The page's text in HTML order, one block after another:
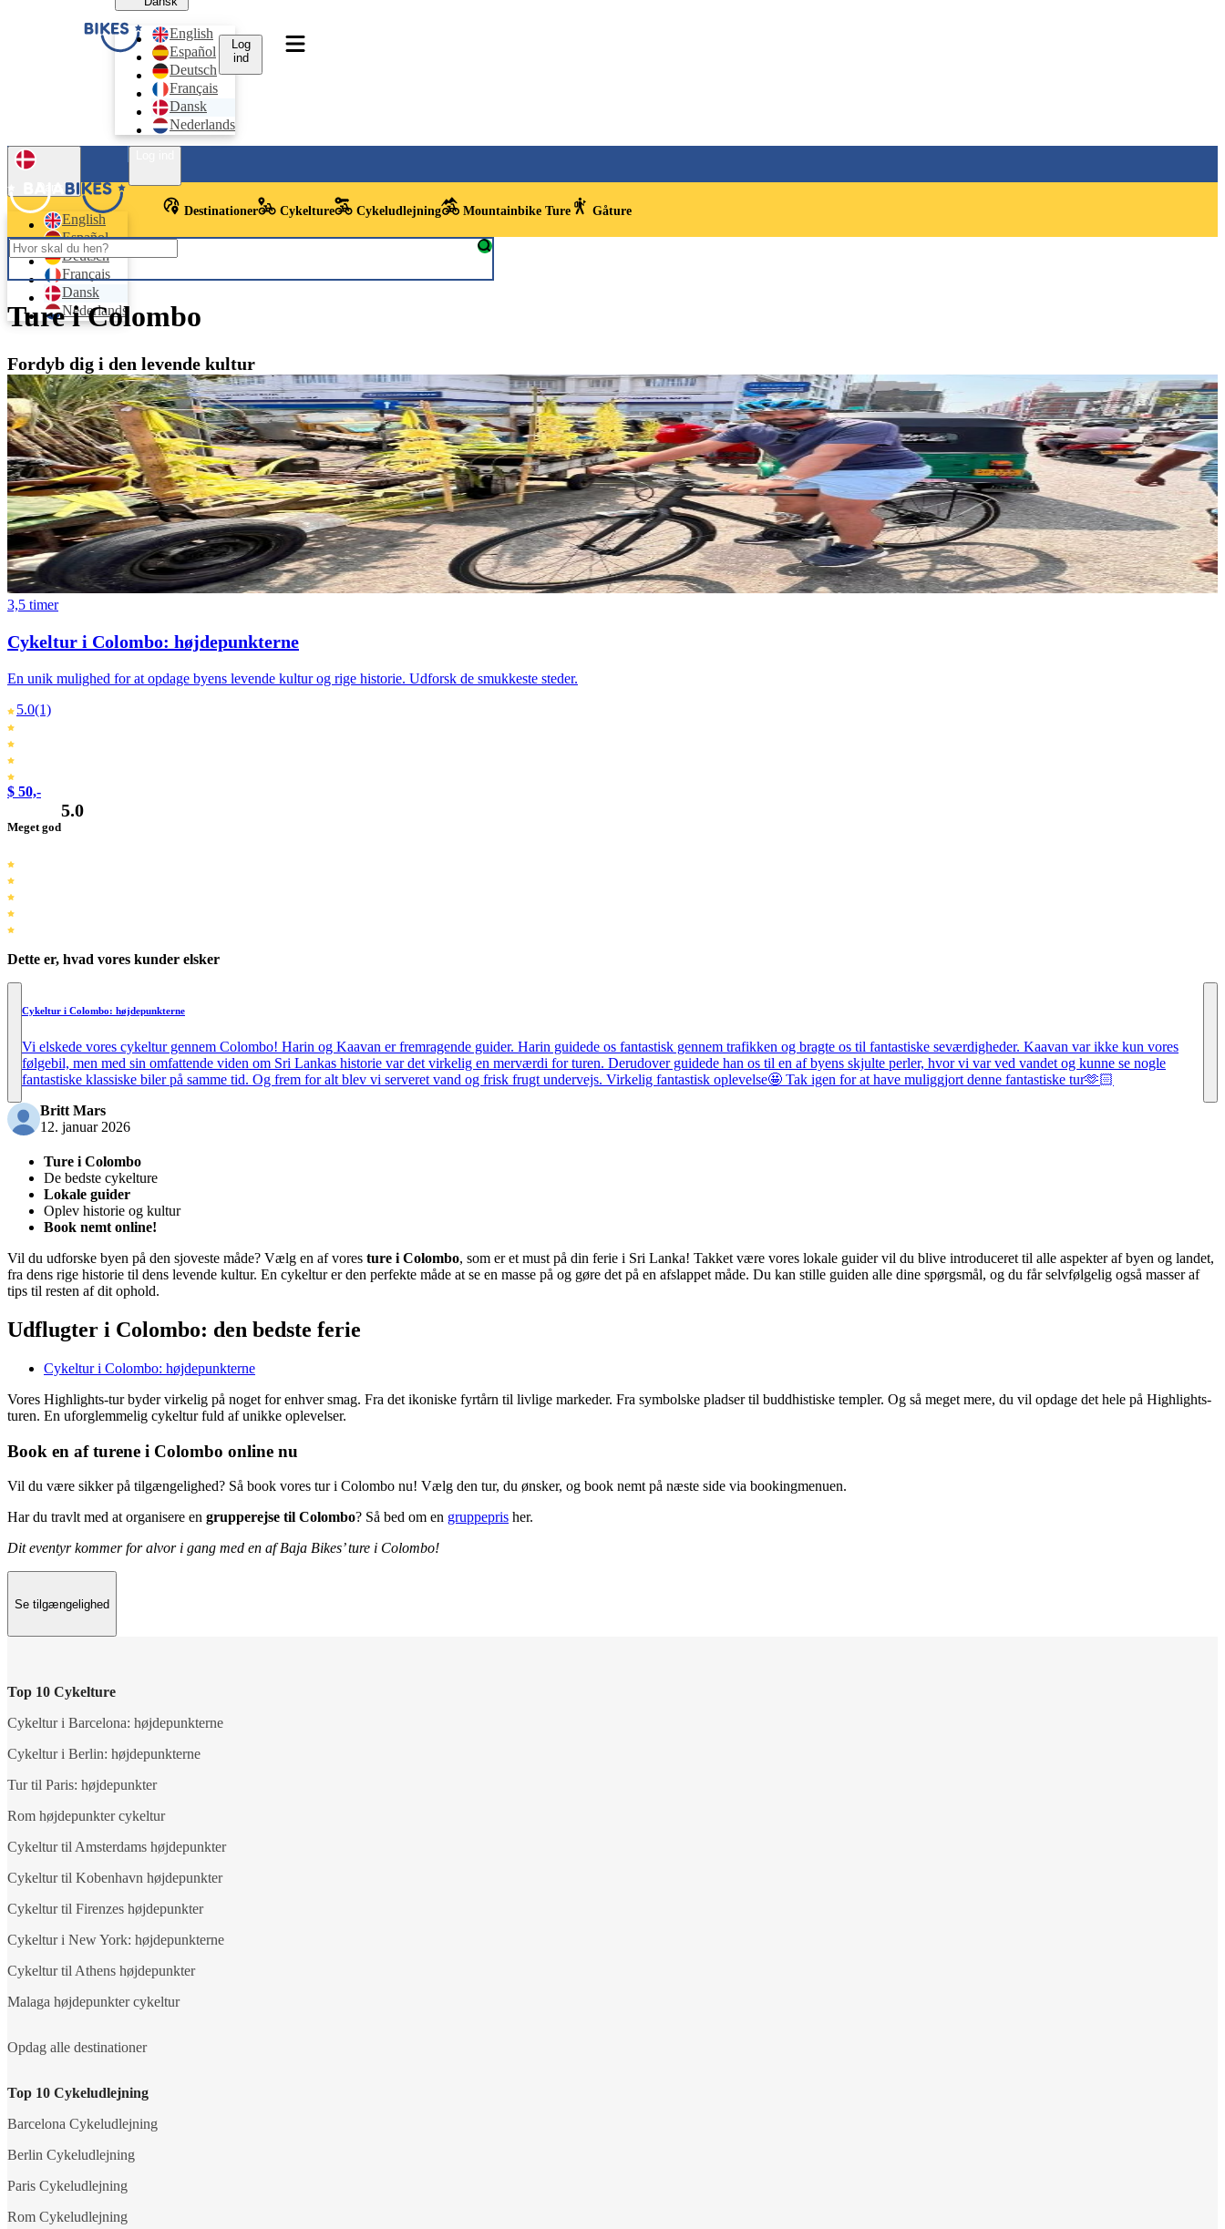
English
Español
Deutsch
Français
Dansk
Nederlands
Log
ind
Dansk
English
Español
Deutsch
Français
Dansk
Nederlands
Destinationer Cykelture Cykeludlejning Mountainbike Ture Gåture
Ture i Colombo
Fordyb dig i den levende kultur
3,5 timer
Cykeltur i Colombo: højdepunkterne
En unik mulighed for at opdage byens levende kultur og rige historie. Udforsk de smukkeste steder.
5.0(1)
$ 50,-
Meget god
5.0
Dette er, hvad vores kunder elsker
Cykeltur i Colombo: højdepunkterne
Vi elskede vores cykeltur gennem Colombo! Harin og Kaavan er fremragende guider. Harin guidede os fantastisk gennem trafikken og bragte os til fantastiske seværdigheder. Kaavan var ikke kun vores
følgebil, men med sin omfattende viden om Sri Lankas historie var det virkelig en merværdi for turen. Derudover guidede han os til en af byens skjulte perler, hvor vi var ved vandet og kunne se nogle
fantastiske klassiske biler på samme tid. Og frem for alt blev vi serveret vand og frisk frugt undervejs. Virkelig fantastisk oplevelse🤩 Tak igen for at have muliggjort denne fantastiske tur🫶🏻
Britt Mars
12. januar 2026
Ture i Colombo
De bedste cykelture
Lokale guider
Oplev historie og kultur
Book nemt online!
Vil du udforske byen på den sjoveste måde? Vælg en af vores ture i Colombo, som er et must på din ferie i Sri Lanka! Takket være vores lokale guider vil du blive introduceret til alle aspekter af byen og landet,
fra dens rige historie til dens levende kultur. En cykeltur er den perfekte måde at se en masse på og gøre det på en afslappet måde. Du kan stille guiden alle dine spørgsmål, og du får selvfølgelig også masser af
tips til resten af dit ophold.
Udflugter i Colombo: den bedste ferie
Cykeltur i Colombo: højdepunkterne
Vores Highlights-tur byder virkelig på noget for enhver smag. Fra det ikoniske fyrtårn til livlige markeder. Fra symbolske pladser til buddhistiske templer. Og så meget mere, du vil opdage det hele på Highlights-
turen. En uforglemmelig cykeltur fuld af unikke oplevelser.
Book en af turene i Colombo online nu
Vil du være sikker på tilgængelighed? Så book vores tur i Colombo nu! Vælg den tur, du ønsker, og book nemt på næste side via bookingmenuen.
Har du travlt med at organisere en grupperejse til Colombo? Så bed om en gruppepris her.
Dit eventyr kommer for alvor i gang med en af Baja Bikes’ ture i Colombo!
Se tilgængelighed
Top 10 Cykelture
Cykeltur i Barcelona: højdepunkterne
Cykeltur i Berlin: højdepunkterne
Tur til Paris: højdepunkter
Rom højdepunkter cykeltur
Cykeltur til Amsterdams højdepunkter
Cykeltur til Kobenhavn højdepunkter
Cykeltur til Firenzes højdepunkter
Cykeltur i New York: højdepunkterne
Cykeltur til Athens højdepunkter
Malaga højdepunkter cykeltur
Opdag alle destinationer
Top 10 Cykeludlejning
Barcelona Cykeludlejning
Berlin Cykeludlejning
Paris Cykeludlejning
Rom Cykeludlejning